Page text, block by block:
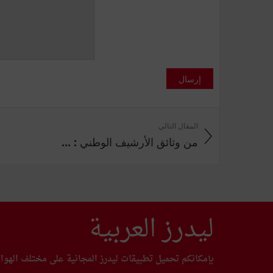
إرسال
المقال التالي
من وثائق الأرشيف الوطني : ...
ليدرز العربية
بإمكانكم تحميل تطبيقات ليدرز المجانية على مختلف